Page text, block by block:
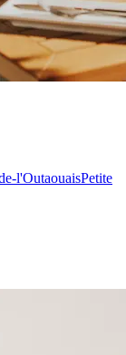
l'OutaouaisPetite